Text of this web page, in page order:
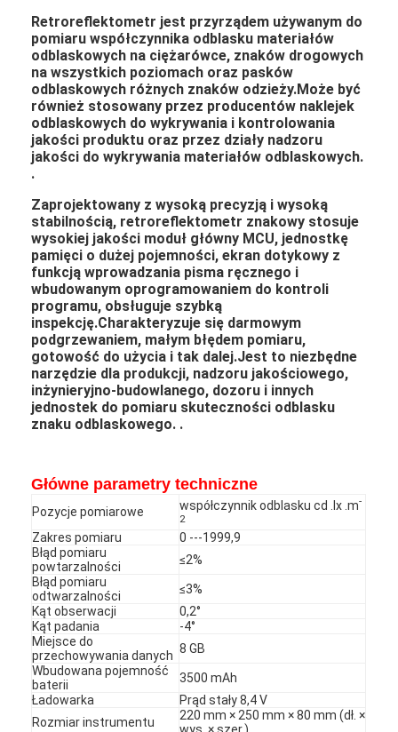
Do domu
Produkty
Pokaz VR
Retroreflektometr jest przyrządem używanym do
pomiaru współczynnika odblasku materiałów
odblaskowych na ciężarówce, znaków drogowych
na wszystkich poziomach oraz pasków
odblaskowych różnych znaków odzieży.Może być
również stosowany przez producentów naklejek
odblaskowych do wykrywania i kontrolowania
jakości produktu oraz przez działy nadzoru
jakości do wykrywania materiałów odblaskowych.
.
Zaprojektowany z wysoką precyzją i wysoką
stabilnością, retroreflektometr znakowy stosuje
wysokiej jakości moduł główny MCU, jednostkę
pamięci o dużej pojemności, ekran dotykowy z
funkcją wprowadzania pisma ręcznego i
wbudowanym oprogramowaniem do kontroli
programu, obsługuje szybką
inspekcję.Charakteryzuje się darmowym
podgrzewaniem, małym błędem pomiaru,
gotowość do użycia i tak dalej.Jest to niezbędne
narzędzie dla produkcji, nadzoru jakościowego,
inżynieryjno-budowlanego, dozoru i innych
jednostek do pomiaru skuteczności odblasku
znaku odblaskowego. .
Główne parametry techniczne
Pozycje pomiarowe współczynnik odblasku cd .lx .m-
2
Zakres pomiaru
0 ---1999,9
Błąd pomiaru
powtarzalności
≤2%
Błąd pomiaru
odtwarzalności
≤3%
Kąt obserwacji
0,2°
Kąt padania
-4°
Miejsce do
przechowywania danych 8 GB
Wbudowana pojemność
baterii
3500 mAh
Ładowarka
Prąd stały 8,4 V
Rozmiar instrumentu
220 mm × 250 mm × 80 mm (dł. ×